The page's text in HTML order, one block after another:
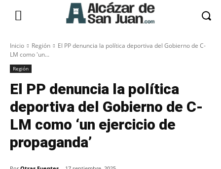
Inicio Región
El PP denuncia la política deportiva del Gobierno de C-
LM como 'un...
Región
El PP denuncia la política
deportiva del Gobierno de C-
LM como ‘un ejercicio de
propaganda’